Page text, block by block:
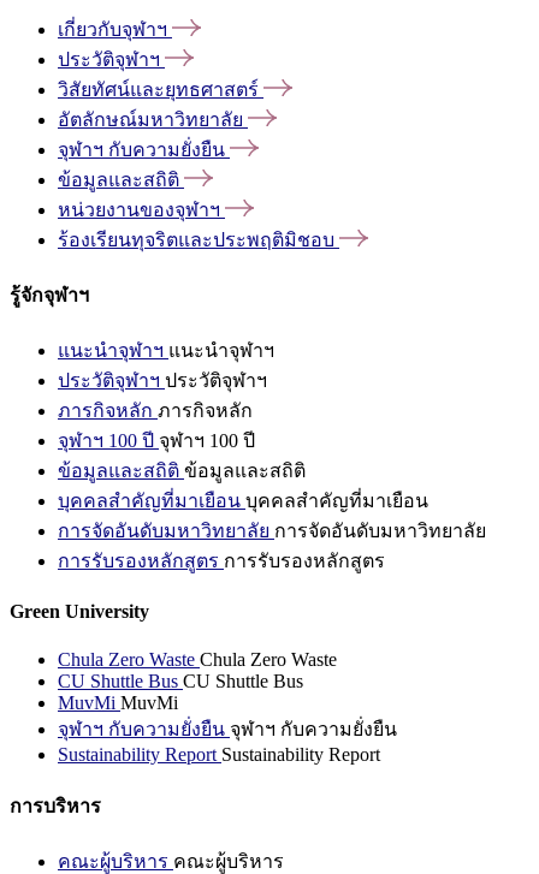
เกี่ยวกับจุฬาฯ
ประวัติจุฬาฯ
วิสัยทัศน์และยุทธศาสตร์
อัตลักษณ์มหาวิทยาลัย
จุฬาฯ กับความยั่งยืน
ข้อมูลและสถิติ
หน่วยงานของจุฬาฯ
ร้องเรียนทุจริตและประพฤติมิชอบ
รู้จักจุฬาฯ
แนะนำจุฬาฯ แนะนำจุฬาฯ
ประวัติจุฬาฯ ประวัติจุฬาฯ
ภารกิจหลัก ภารกิจหลัก
จุฬาฯ 100 ปี จุฬาฯ 100 ปี
ข้อมูลและสถิติ ข้อมูลและสถิติ
บุคคลสำคัญที่มาเยือน บุคคลสำคัญที่มาเยือน
การจัดอันดับมหาวิทยาลัย การจัดอันดับมหาวิทยาลัย
การรับรองหลักสูตร การรับรองหลักสูตร
Green University
Chula Zero Waste Chula Zero Waste
CU Shuttle Bus CU Shuttle Bus
MuvMi MuvMi
จุฬาฯ กับความยั่งยืน จุฬาฯ กับความยั่งยืน
Sustainability Report Sustainability Report
การบริหาร
คณะผู้บริหาร คณะผู้บริหาร